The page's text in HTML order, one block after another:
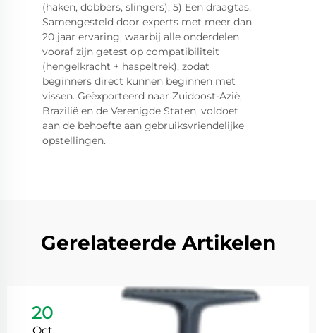
(haken, dobbers, slingers); 5) Een draagtas.
Samengesteld door experts met meer dan
20 jaar ervaring, waarbij alle onderdelen
vooraf zijn getest op compatibiliteit
(hengelkracht + haspeltrek), zodat
beginners direct kunnen beginnen met
vissen. Geëxporteerd naar Zuidoost-Azië,
Brazilië en de Verenigde Staten, voldoet
aan de behoefte aan gebruiksvriendelijke
opstellingen.
Gerelateerde Artikelen
20